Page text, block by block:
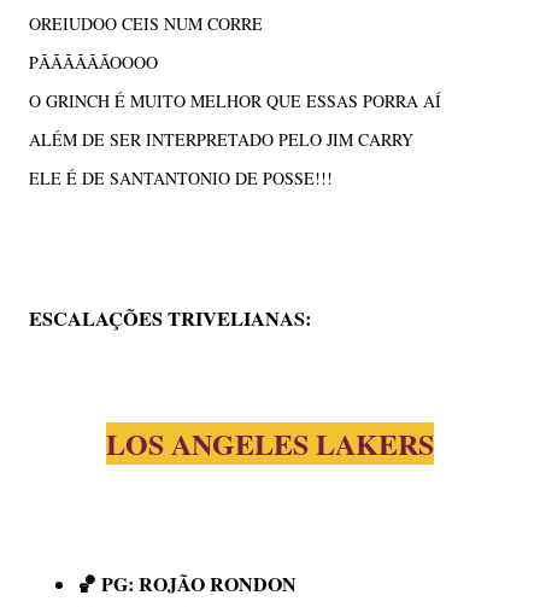
OREIUDOO CEIS NUM CORRE
PÃÃÃÃÃÃOOOO
O GRINCH É MUITO MELHOR QUE ESSAS PORRA AÍ
ALÉM DE SER INTERPRETADO PELO JIM CARRY
ELE É DE SANTANTONIO DE POSSE!!!
ESCALAÇÕES TRIVELIANAS:
LOS ANGELES LAKERS
🏀 PG: ROJÃO RONDON